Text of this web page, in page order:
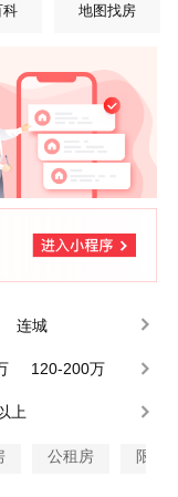
科 地图找房
连城
120-200万
上
公租房 限价